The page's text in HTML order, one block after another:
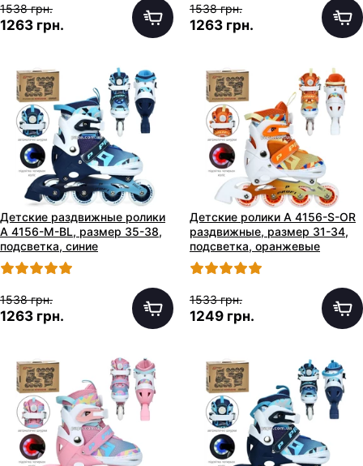
1538 грн.
1263 грн.
1538 грн.
1263 грн.
Детские раздвижные ролики
A 4156-M-BL, размер 35-38,
подсветка, синие
1538 грн.
1263 грн.
Детские ролики A 4156-S-OR
раздвижные, размер 31-34,
подсветка, оранжевые
1533 грн.
1249 грн.